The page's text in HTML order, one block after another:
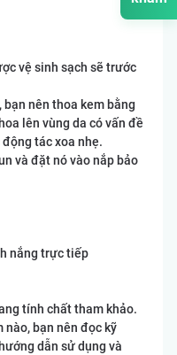
vệ sinh sạch sẽ trước
nên thoa kem bằng
lên vùng da có vấn đề
tác xoa nhẹ.
và đặt nó vào nắp bảo
nắng trực tiếp
tính chất tham khảo.
nào, bạn nên đọc kỹ
dẫn sử dụng và